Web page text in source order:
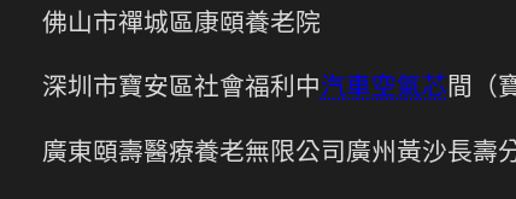
佛山市禪城區康頤養老院
深圳市寶安區社會福利中汽車空氣芯間（
廣東頤壽醫療養老無限公司廣州黃沙長壽